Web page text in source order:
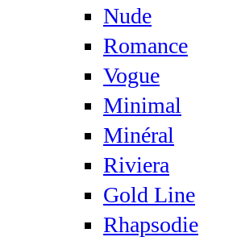
Nude
Romance
Vogue
Minimal
Minéral
Riviera
Gold Line
Rhapsodie